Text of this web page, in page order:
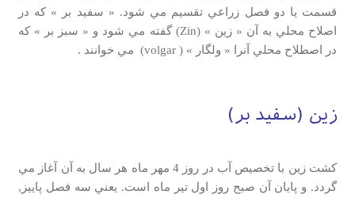
قسمت يا دو فصل زراعي تقسيم مي شود. « سفيد بر » كه در
اصلاح محلي به آن « زين » (Zin) گفته مي شود و « سبز بر » كه
در اصطلاح محلي آنرا « ولگار » ( volgar) مي خوانند .
زين (سفيد بر)
كشت زين با تخصيص آب در روز 4 مهر ماه هر سال به آن آغاز مي
گردد. و پايان آن صبح روز اول تير ماه است. يعني سه فصل پاييز,